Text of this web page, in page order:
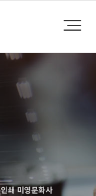
쇄 미영문화사